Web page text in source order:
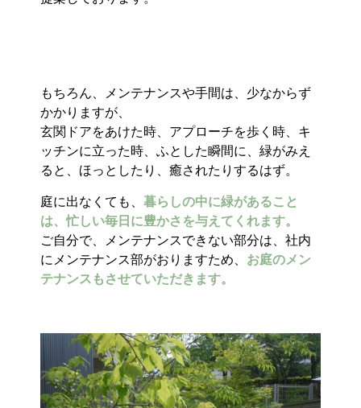
もちろん、メンテナンスや手間は、少なからず
かかりますが、
玄関ドアをあけた時、アプローチを歩く時、キ
ッチンに立った時、ふとした瞬間に、緑がみえ
ると、ほっとしたり、癒されたりするはず。
庭に出なくても、 暮らしの中に緑があること
は、忙しい毎日に豊かさを与えてくれます。
ご自分で、メンテナンスできない部分は、社内
にメンテナンス部がおりますため、 お庭のメン
テナンスもさせていただきます。